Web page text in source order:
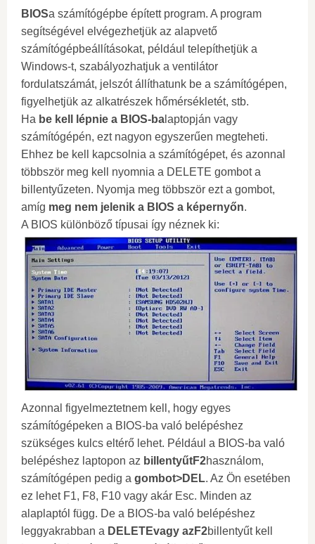
BIOSa számítógépbe épített program. A program
segítségével elvégezhetjük az alapvető
számítógépbeállításokat, például telepíthetjük a
Windows-t, szabályozhatjuk a ventilátor
fordulatszámát, jelszót állíthatunk be a számítógépen,
figyelhetjük az alkatrészek hőmérsékletét, stb.
Ha be kell lépnie a BIOS-ba laptopján vagy
számítógépén, ezt nagyon egyszerűen megteheti.
Ehhez be kell kapcsolnia a számítógépet, és azonnal
többször meg kell nyomnia a DELETE gombot a
billentyűzeten. Nyomja meg többször ezt a gombot,
amíg meg nem jelenik a BIOS a képernyőn.
A BIOS különböző típusai így néznek ki:
Azonnal figyelmeztetnem kell, hogy egyes
számítógépeken a BIOS-ba való belépéshez
szükséges kulcs eltérő lehet. Például a BIOS-ba való
belépéshez laptopon az billentyűtF2használom,
számítógépen pedig a gombot>DEL. Az Ön esetében
ez lehet F1, F8, F10 vagy akár Esc. Minden az
alaplaptól függ. De a BIOS-ba való belépéshez
leggyakrabban a DELETEvagy azF2billentyűt kell